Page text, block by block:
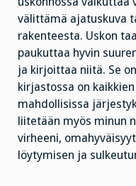
välittämä ajatuskuva
rakenteesta. Uskon
paukuttaa hyvin
ja kirjoittaa niitä. Se
kirjastossa on
mahdollisissa
liitetään myös minun
virheeni,
löytymisen ja